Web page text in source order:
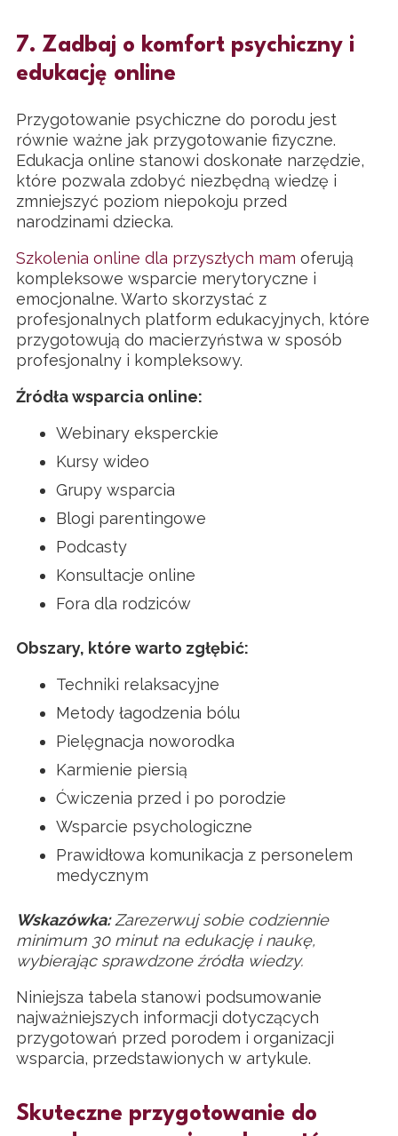
7. Zadbaj o komfort psychiczny i
edukację online
Przygotowanie psychiczne do porodu jest
równie ważne jak przygotowanie fizyczne.
Edukacja online stanowi doskonałe narzędzie,
które pozwala zdobyć niezbędną wiedzę i
zmniejszyć poziom niepokoju przed
narodzinami dziecka.
Szkolenia online dla przyszłych mam oferują
kompleksowe wsparcie merytoryczne i
emocjonalne. Warto skorzystać z
profesjonalnych platform edukacyjnych, które
przygotowują do macierzyństwa w sposób
profesjonalny i kompleksowy.
Źródła wsparcia online:
Webinary eksperckie
Kursy wideo
Grupy wsparcia
Blogi parentingowe
Podcasty
Konsultacje online
Fora dla rodziców
Obszary, które warto zgłębić:
Techniki relaksacyjne
Metody łagodzenia bólu
Pielęgnacja noworodka
Karmienie piersią
Ćwiczenia przed i po porodzie
Wsparcie psychologiczne
Prawidłowa komunikacja z personelem
medycznym
Wskazówka: Zarezerwuj sobie codziennie
minimum 30 minut na edukację i naukę,
wybierając sprawdzone źródła wiedzy.
Niniejsza tabela stanowi podsumowanie
najważniejszych informacji dotyczących
przygotowań przed porodem i organizacji
wsparcia, przedstawionych w artykule.
Skuteczne przygotowanie do